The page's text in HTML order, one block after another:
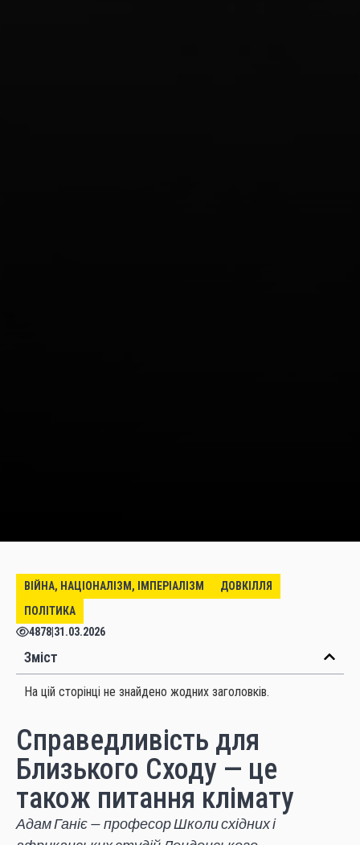
ВІЙНА, НАЦІОНАЛІЗМ, ІМПЕРІАЛІЗМ
ДОВКІЛЛЯ
ПОЛІТИКА
4878 31.03.2026
Зміст
На цій сторінці не знайдено жодних заголовків.
Справедливість для
Близького Сходу — це
також питання клімату
Адам Ганіє — професор Школи східних і